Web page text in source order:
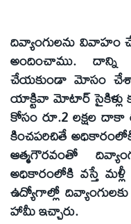
దివ్యాంగులను వివాహం
అందించాము. దాన్ని
చేయకుండా మోసం
యాక్టివా మోటార్
కోసం రూ.2 లక్షల దాకా
కించపరిచితే
ఆత్మగౌరవంతో
అధికారంలోకి వస్తే
ఉద్యోగాల్లో
హామీ ఇచ్చారు.